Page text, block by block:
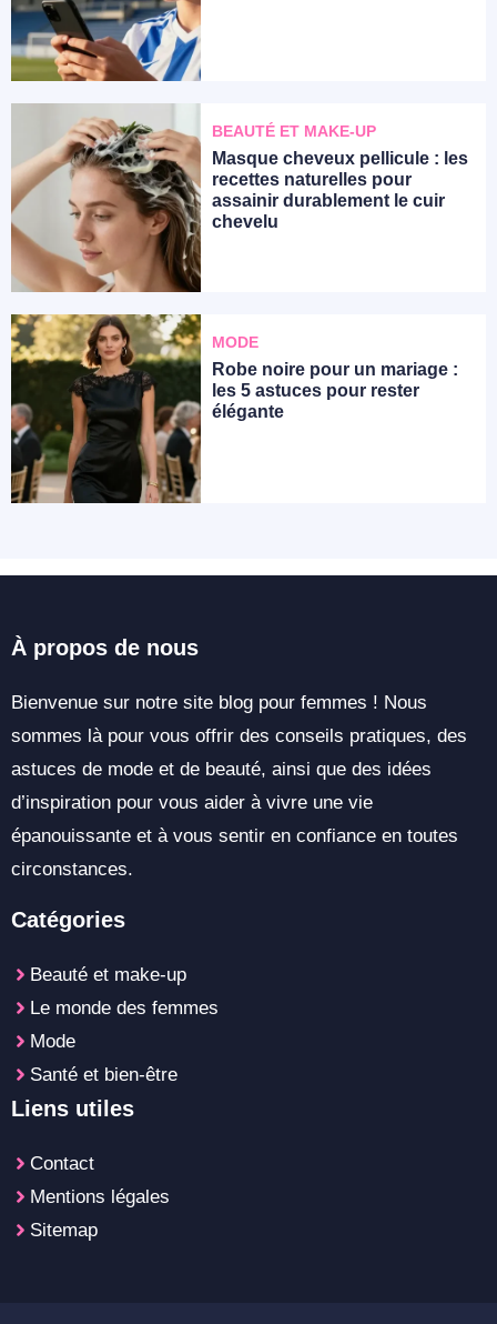
BEAUTÉ ET MAKE-UP
Masque cheveux pellicule : les
recettes naturelles pour
assainir durablement le cuir
chevelu
MODE
Robe noire pour un mariage :
les 5 astuces pour rester
élégante
À propos de nous
Bienvenue sur notre site blog pour femmes ! Nous
sommes là pour vous offrir des conseils pratiques, des
astuces de mode et de beauté, ainsi que des idées
d’inspiration pour vous aider à vivre une vie
épanouissante et à vous sentir en confiance en toutes
circonstances.
Catégories
Beauté et make-up
Le monde des femmes
Mode
Santé et bien-être
Liens utiles
Contact
Mentions légales
Sitemap